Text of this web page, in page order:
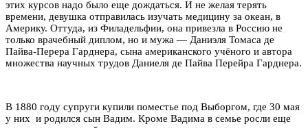
этих курсов надо было еще дождаться. И не желая терять
времени, девушка отправилась изучать медицину за океан, в
Америку. Оттуда, из Филадельфии, она привезла в Россию не
только врачебный диплом, но и мужа — Даниэля Томаса де
Пайва-Перера Гарднера, сына американского учёного и автора
множества научных трудов Даниеля де Пайва Перейра Гарднера.
В 1880 году супруги купили поместье под Выборгом, где 30 мая
у них и родился сын Вадим. Кроме Вадима в семье росли еще